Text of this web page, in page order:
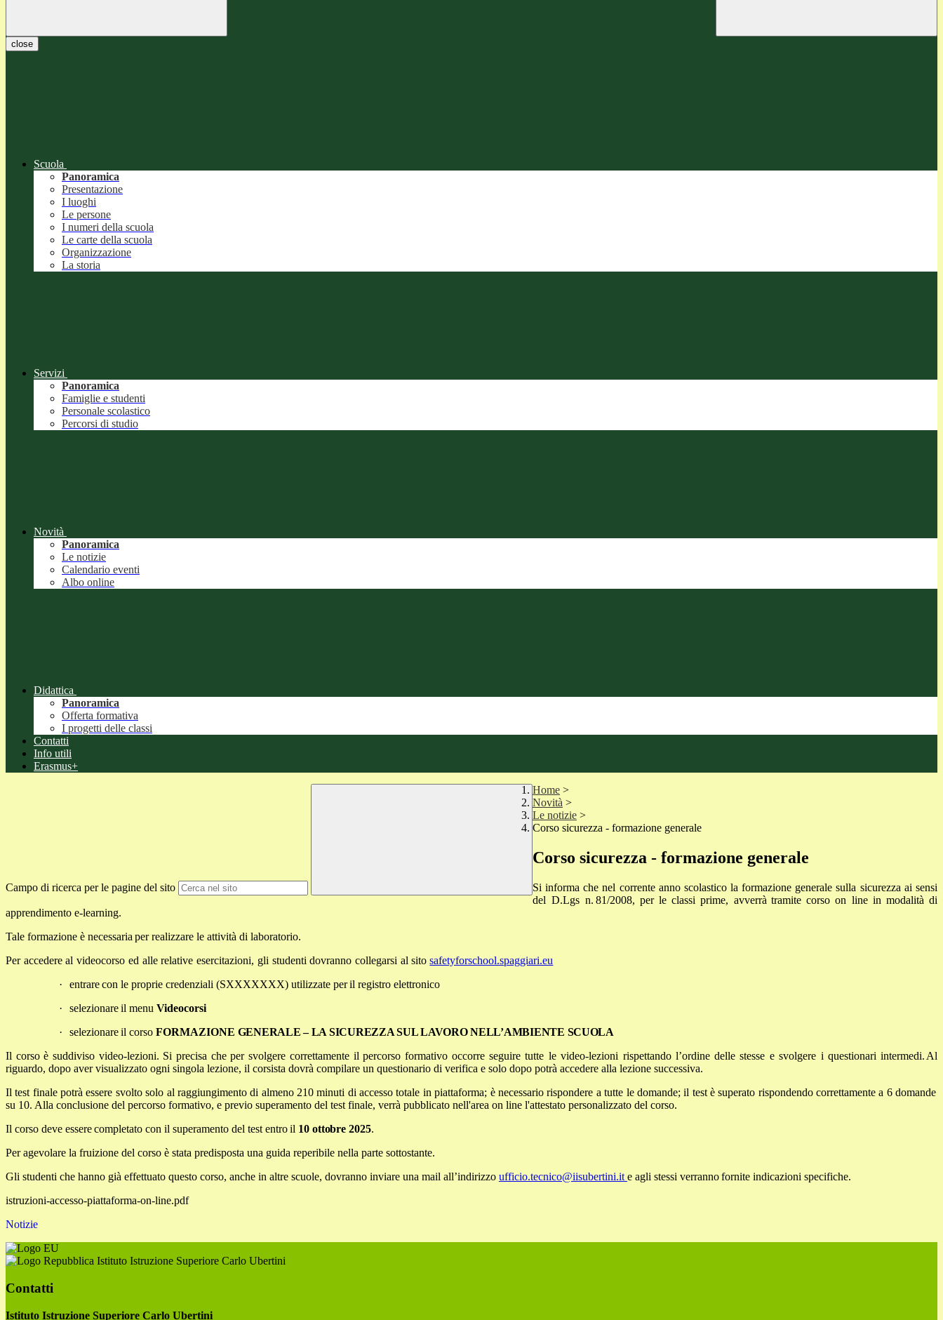
close
Scuola
Panoramica
Presentazione
I luoghi
Le persone
I numeri della scuola
Le carte della scuola
Organizzazione
La storia
Servizi
Panoramica
Famiglie e studenti
Personale scolastico
Percorsi di studio
Novità
Panoramica
Le notizie
Calendario eventi
Albo online
Didattica
Panoramica
Offerta formativa
I progetti delle classi
Contatti
Info utili
Erasmus+
Campo di ricerca per le pagine del sito
Home >
Novità >
Le notizie >
Corso sicurezza - formazione generale
Corso sicurezza - formazione generale
Si informa che nel corrente anno scolastico la formazione generale sulla sicurezza ai sensi
del D.Lgs n. 81/2008, per le classi prime, avverrà tramite corso on line in modalità di
apprendimento e-learning.
Tale formazione è necessaria per realizzare le attività di laboratorio.
Per accedere al videocorso ed alle relative esercitazioni, gli studenti dovranno collegarsi al sitosafetyforschool.spaggiari.eu
·
entrare con le proprie credenziali (SXXXXXXX) utilizzate per il registro elettronico
·
selezionare il menu Videocorsi
·
selezionare il corso FORMAZIONE GENERALE – LA SICUREZZA SUL LAVORO NELL’AMBIENTE SCUOLA
Il corso è suddiviso video-lezioni. Si precisa che per svolgere correttamente il percorso formativo occorre seguire tutte le video-lezioni rispettando l’ordine delle stesse e svolgere i questionari intermedi. Al
riguardo, dopo aver visualizzato ogni singola lezione, il corsista dovrà compilare un questionario di verifica e solo dopo potrà accedere alla lezione successiva.
Il test finale potrà essere svolto solo al raggiungimento di almeno 210 minuti di accesso totale in piattaforma; è necessario rispondere a tutte le domande; il test è superato rispondendo correttamente a 6 domande
su 10. Alla conclusione del percorso formativo, e previo superamento del test finale, verrà pubblicato nell'area on line l'attestato personalizzato del corso.
Il corso deve essere completato con il superamento del test entro il 10 ottobre 2025.
Per agevolare la fruizione del corso è stata predisposta una guida reperibile nella parte sottostante.
Gli studenti che hanno già effettuato questo corso, anche in altre scuole, dovranno inviare una mail all’indirizzo ufficio.tecnico@iisubertini.it e agli stessi verranno fornite indicazioni specifiche.
istruzioni-accesso-piattaforma-on-line.pdf
Notizie
Istituto Istruzione Superiore Carlo Ubertini
Contatti
Istituto Istruzione Superiore Carlo Ubertini